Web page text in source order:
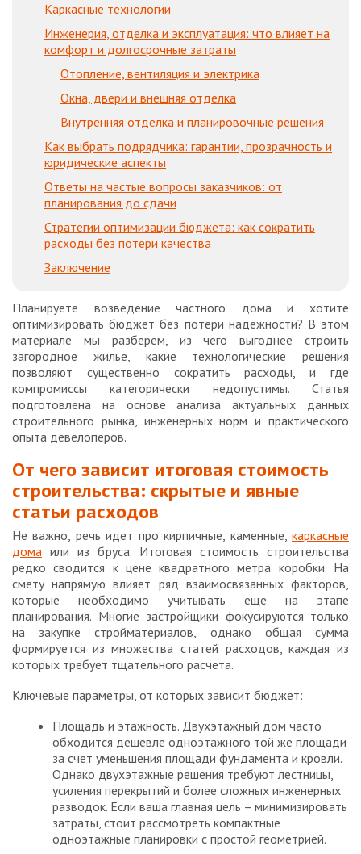
Каркасные технологии
Инженерия, отделка и эксплуатация: что влияет на
комфорт и долгосрочные затраты
Отопление, вентиляция и электрика
Окна, двери и внешняя отделка
Внутренняя отделка и планировочные решения
Как выбрать подрядчика: гарантии, прозрачность и
юридические аспекты
Ответы на частые вопросы заказчиков: от
планирования до сдачи
Стратегии оптимизации бюджета: как сократить
расходы без потери качества
Заключение
Планируете возведение частного дома и хотите
оптимизировать бюджет без потери надежности? В этом
материале мы разберем, из чего выгоднее строить
загородное жилье, какие технологические решения
позволяют существенно сократить расходы, и где
компромиссы категорически недопустимы. Статья
подготовлена на основе анализа актуальных данных
строительного рынка, инженерных норм и практического
опыта девелоперов.
От чего зависит итоговая стоимость
строительства: скрытые и явные
статьи расходов
Не важно, речь идет про кирпичные, каменные, каркасные
дома или из бруса. Итоговая стоимость строительства
редко сводится к цене квадратного метра коробки. На
смету напрямую влияет ряд взаимосвязанных факторов,
которые необходимо учитывать еще на этапе
планирования. Многие застройщики фокусируются только
на закупке стройматериалов, однако общая сумма
формируется из множества статей расходов, каждая из
которых требует тщательного расчета.
Ключевые параметры, от которых зависит бюджет:
Площадь и этажность. Двухэтажный дом часто
обходится дешевле одноэтажного той же площади
за счет уменьшения площади фундамента и кровли.
Однако двухэтажные решения требуют лестницы,
усиления перекрытий и более сложных инженерных
разводок. Если ваша главная цель – минимизировать
затраты, стоит рассмотреть компактные
одноэтажные планировки с простой геометрией.